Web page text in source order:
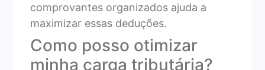
comprovantes organizados ajuda a
maximizar essas deduções.
Como posso otimizar
minha carga tributária?